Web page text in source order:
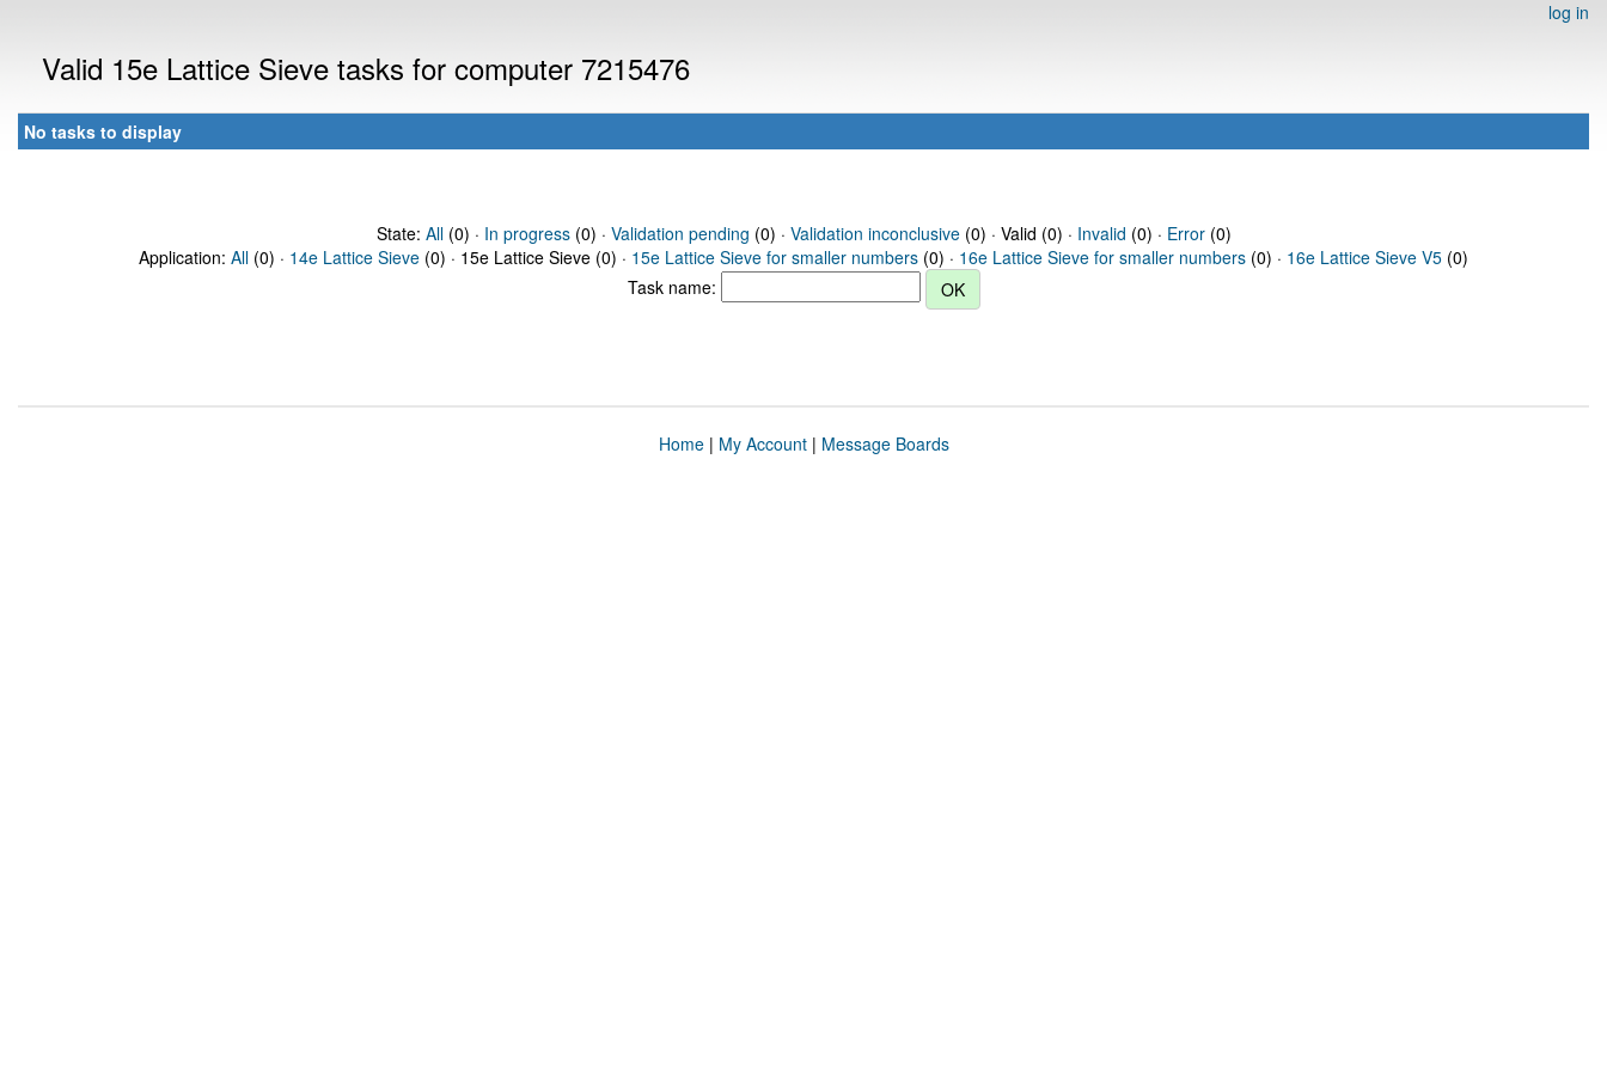
log in
Valid 15e Lattice Sieve tasks for computer 7215476
No tasks to display
State: All(0) · In progress(0) · Validation pending (0) · Validation inconclusive(0) · Valid (0) · Invalid (0) · Error(0)
Application: All (0) · 14e Lattice Sieve (0) · 15e Lattice Sieve (0) · 15e Lattice Sieve for smaller numbers (0) · 16e Lattice Sieve for smaller numbers (0) · 16e Lattice Sieve V5 (0)
Task name:
Home| My Account| Message Boards